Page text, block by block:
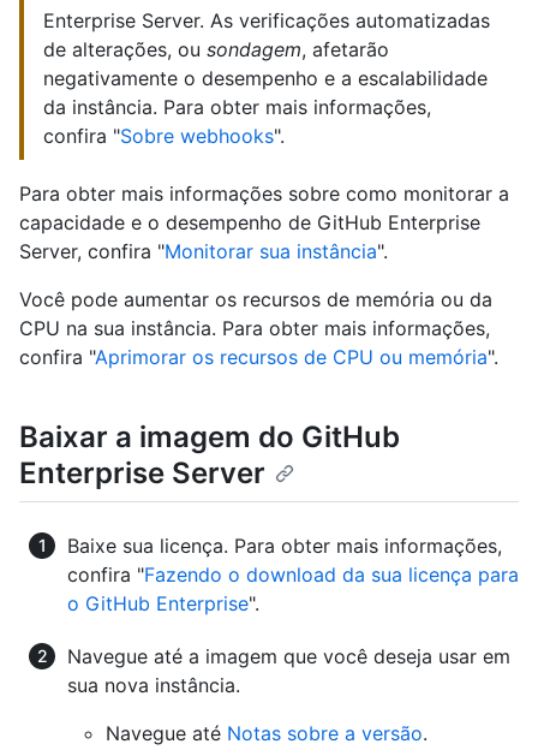
Enterprise Server. As verificações automatizadas
de alterações, ou sondagem, afetarão
negativamente o desempenho e a escalabilidade
da instância. Para obter mais informações,
confira "Sobre webhooks".
Para obter mais informações sobre como monitorar a
capacidade e o desempenho de GitHub Enterprise
Server, confira "Monitorar sua instância".
Você pode aumentar os recursos de memória ou da
CPU na sua instância. Para obter mais informações,
confira "Aprimorar os recursos de CPU ou memória".
Baixar a imagem do GitHub
Enterprise Server
Baixe sua licença. Para obter mais informações,
confira "Fazendo o download da sua licença para
o GitHub Enterprise".
Navegue até a imagem que você deseja usar em
sua nova instância.
Navegue até Notas sobre a versão.